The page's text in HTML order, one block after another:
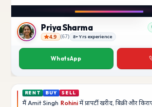
Priya Sharma
Priya Sharma
4.9 (67) 8+ Yrs experience
WhatsApp
RENT BUY SELL
मैं Amit Singh Rohiniमें प्रापर्टी खरीद, बिक्री और